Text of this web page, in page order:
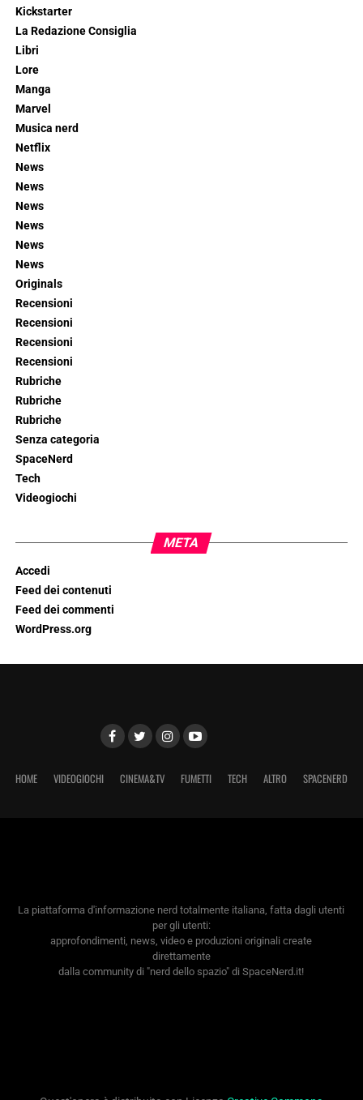
Kickstarter
La Redazione Consiglia
Libri
Lore
Manga
Marvel
Musica nerd
Netflix
News
News
News
News
News
News
Originals
Recensioni
Recensioni
Recensioni
Recensioni
Rubriche
Rubriche
Rubriche
Senza categoria
SpaceNerd
Tech
Videogiochi
META
Accedi
Feed dei contenuti
Feed dei commenti
WordPress.org
HOME VIDEOGIOCHI CINEMA&TV FUMETTI TECH ALTRO SPACENERD
La piattaforma d'informazione nerd totalmente italiana, fatta dagli utenti
per gli utenti:
approfondimenti, news, video e produzioni originali create
direttamente
dalla community di "nerd dello spazio" di SpaceNerd.it!